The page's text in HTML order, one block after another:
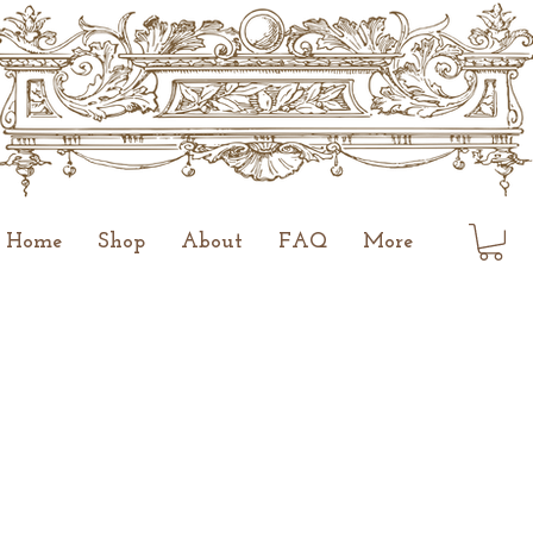
Home Shop About FAQ More